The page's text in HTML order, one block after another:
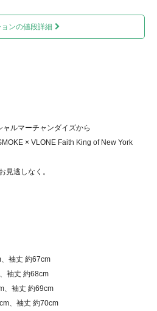
ンの値段詳細
ャルマーチャンダイズから
× VLONE Faith King of New York
見逃しなく。
袖丈 約67cm
袖丈 約68cm
、袖丈 約69cm
、袖丈 約70cm